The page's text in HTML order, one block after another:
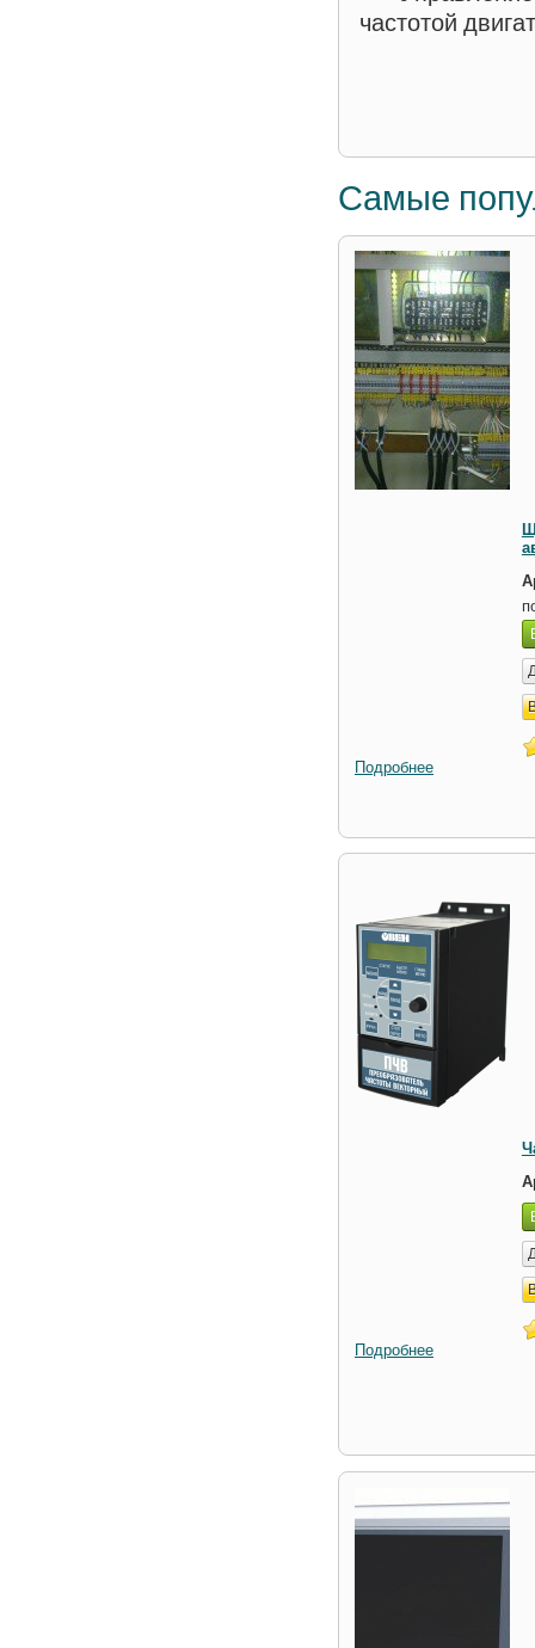
частотой
Самые
Подробнее
Подробнее